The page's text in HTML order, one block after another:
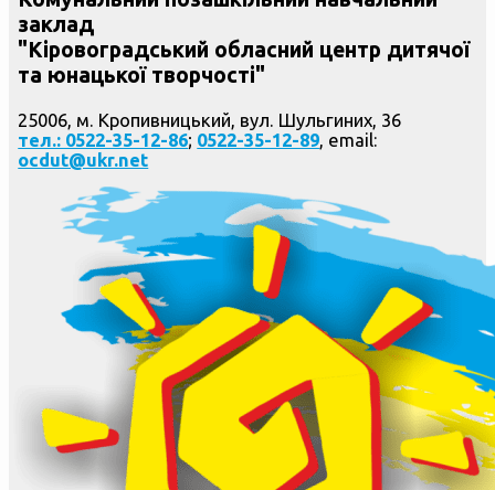
заклад
"Кіровоградський обласний центр дитячої
та юнацької творчості"
25006, м. Кропивницький, вул. Шульгиних, 36
тел.: 0522-35-12-86; 0522-35-12-89, email:
ocdut@ukr.net